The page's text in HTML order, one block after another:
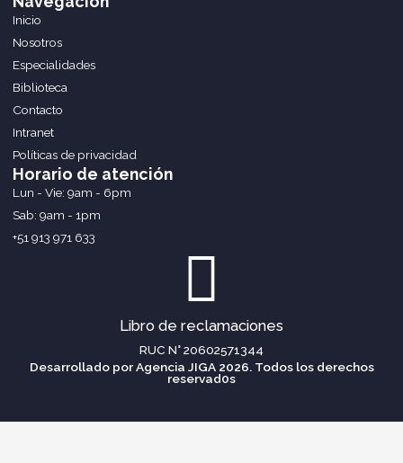
Inicio
Nosotros
Especialidades
Biblioteca
Contacto
Intranet
Políticas de privacidad
Horario de atención
Lun - Vie: 9am - 6pm
Sab: 9am - 1pm
+51 913 971 633
Libro de reclamaciones
RUC N° 20602571344
Desarrollado por Agencia JIGA 2026. Todos los derechos
reservad0s